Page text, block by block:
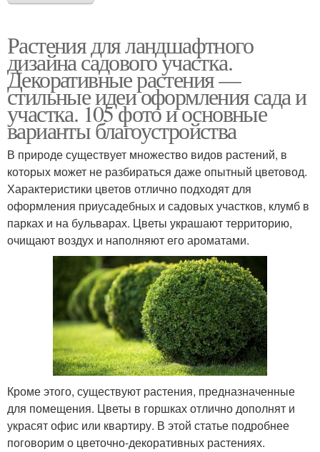
Растения для ландшафтного
дизайна садового участка.
Декоративные растения —
стильные идеи оформления сада и
участка. 105 фото и основные
варианты благоустройства
В природе существует множество видов растений, в
которых может не разбираться даже опытный цветовод.
Характеристики цветов отлично подходят для
оформления приусадебных и садовых участков, клумб в
парках и на бульварах. Цветы украшают территорию,
очищают воздух и наполняют его ароматами.
Кроме этого, существуют растения, предназначенные
для помещения. Цветы в горшках отлично дополнят и
украсят офис или квартиру. В этой статье подробнее
поговорим о цветочно-декоративных растениях.